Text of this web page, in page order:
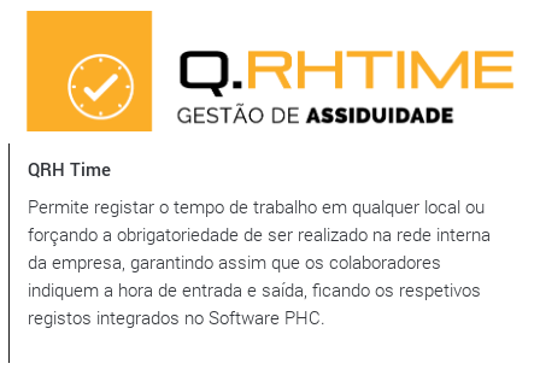
QRH Time
Permite registar o tempo de trabalho em qualquer local ou
forçando a obrigatoriedade de ser realizado na rede interna
da empresa, garantindo assim que os colaboradores
indiquem a hora de entrada e saída, ficando os respetivos
registos integrados no Software PHC.